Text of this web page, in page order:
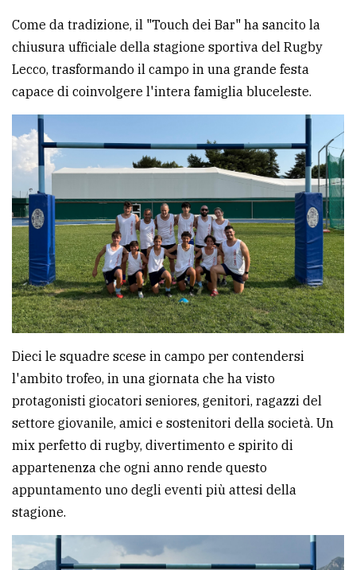
CERCA
Cerca
comune
Ricerca
avanzata
LE
ALTRE
TESTATE
PRIVACY
Privacy
policy
Cookie
policy
Come da tradizione, il "Touch dei Bar" ha sancito la
chiusura ufficiale della stagione sportiva del Rugby
Lecco, trasformando il campo in una grande festa
capace di coinvolgere l'intera famiglia bluceleste.
Dieci le squadre scese in campo per contendersi
l'ambito trofeo, in una giornata che ha visto
protagonisti giocatori seniores, genitori, ragazzi del
settore giovanile, amici e sostenitori della società. Un
mix perfetto di rugby, divertimento e spirito di
appartenenza che ogni anno rende questo
appuntamento uno degli eventi più attesi della
stagione.